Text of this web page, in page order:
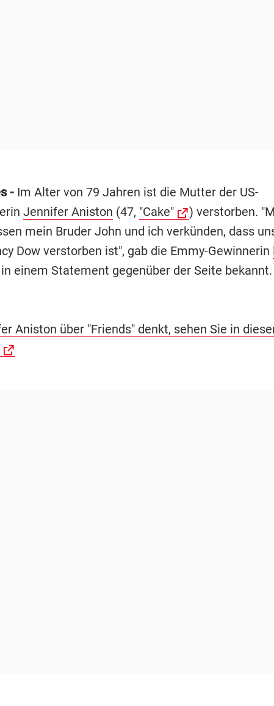
-Im Alter von 79 Jahren ist die Mutter der US-
Jennifer Aniston (47, "Cake"
) verstorben.
mein Bruder John und ich verkünden, dass
Dow verstorben ist", gab die Emmy-Gewinnerin
in einem Statement gegenüber der Seite bekannt.
Aniston über "Friends" denkt, sehen Sie in